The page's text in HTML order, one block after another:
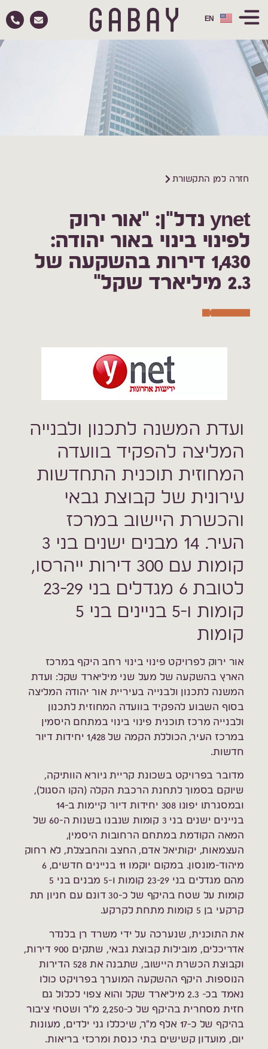
חזרה למן התקשורת
ynet נדל"ן: "אור ירוק
לפינוי בינוי באור יהודה:
1,430 דירות בהשקעה של
2.3 מיליארד שקל"
ועדת המשנה לתכנון ולבנייה
המליצה להפקיד בוועדה
המחוזית תוכנית התחדשות
עירונית של קבוצת גבאי
והכשרת היישוב במרכז
העיר. 14 מבנים ישנים בני 3
קומות עם 300 דירות ייהרסו,
לטובת 6 מגדלים בני 23-29
קומות ו-5 בניינים בני 5
קומות
אור ירוק לפרויקט פינוי בינוי רחב היקף במרכז
הארץ בהשקעה של מעל שני מיליארד שקל: ועדת
המשנה לתכנון ולבנייה בעיריית אור יהודה המליצה
בסוף השבוע להפקיד בוועדה המחוזית לתכנון
ולבנייה מרכז תוכנית פינוי בינוי במתחם היסמין
במרכז העיר, הכוללת הקמה של 1,428 יחידות דיור
חדשות.
מדובר בפרויקט בשכונת קריית גיורא הוותיקה,
שיוקם בסמוך לתחנת הרכבת הקלה (הקו הסגול),
ובמסגרתו יפונו 308 יחידות דיור קיימות ב-14
בניינים ישנים בני 3 קומות שנבנו בשנות ה-60 של
המאה הקודמת במתחם הרחובות היסמין,
העצמאות, יקותיאל אדם, החצב והחבצלת, לא רחוק
מיהוד-מונסון. במקום יוקמו 11 בניינים חדשים, 6
מהם מגדלים בני 23-29 קומות ו-5 מבנים בני 5
קומות על שטח בהיקף של כ-30 דונם עם חניון תת
קרקעי בן 5 קומות מתחת לקרקע.
את התוכנית, שנערכה על ידי משרד רן בלנדר
אדריכלים, מובילות קבוצת גבאי, שתקים 900 דירות,
וקבוצת הכשרת היישוב, שתבנה את 528 הדירות
הנוספות. היקף ההשקעה המוערך בפרויקט כולו
נאמד בכ- 2.3 מיליארד שקל והוא צפוי לכלול גם
חזית מסחרית בהיקף של כ-2,250 מ"ר ושטחי ציבור
בהיקף של כ-17 אלף מ"ר, שיכללו גני ילדים, מעונות
יום, מועדון קשישים בתי כנסת ומרכזי בריאות.